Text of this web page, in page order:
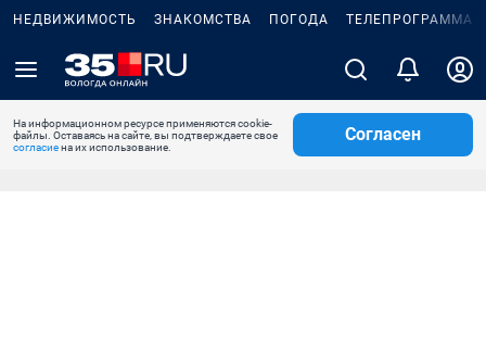
НЕДВИЖИМОСТЬ ЗНАКОМСТВА ПОГОДА ТЕЛЕПРОГРАММА
На информационном ресурсе применяются cookie-
файлы. Оставаясь на сайте, вы подтверждаете свое
согласиена их использование.
Согласен